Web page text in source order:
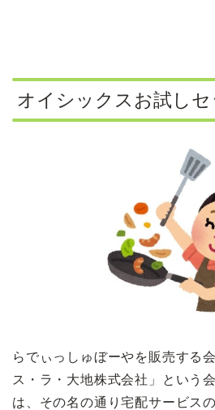
オイシックスお試し
らでぃっしゅぼーやを販売する
ス・ラ・大地株式会社」という
は、その名の通り宅配サービス